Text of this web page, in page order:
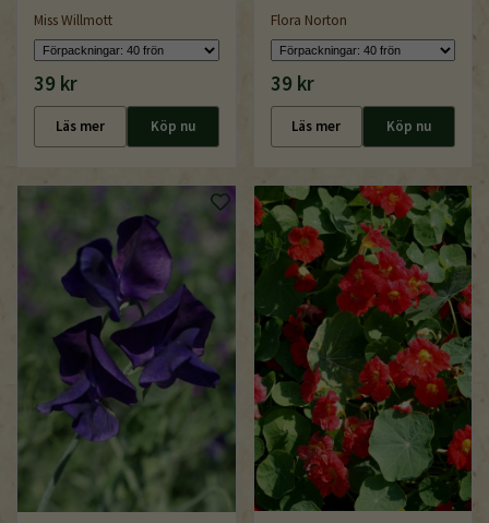
Miss Willmott
39 kr
Läs mer Köp nu
Flora Norton
39 kr
Läs mer Köp nu